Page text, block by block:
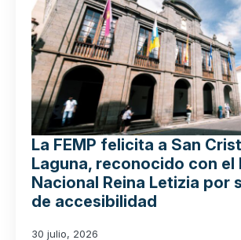
La FEMP felicita a San
Laguna, reconocido con el
Nacional Reina Letizia por
de accesibilidad
30 julio, 2026